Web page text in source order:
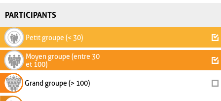
PARTICIPANTS
Petit groupe (< 30)
Moyen groupe (entre 30
et 100)
Grand groupe (> 100)